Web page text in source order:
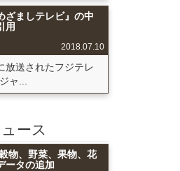
ざましテレビ』の中
用
2018.07.10
放送されたフジテレ
ャ...
ース
物、野菜、果物、花
ータの追加